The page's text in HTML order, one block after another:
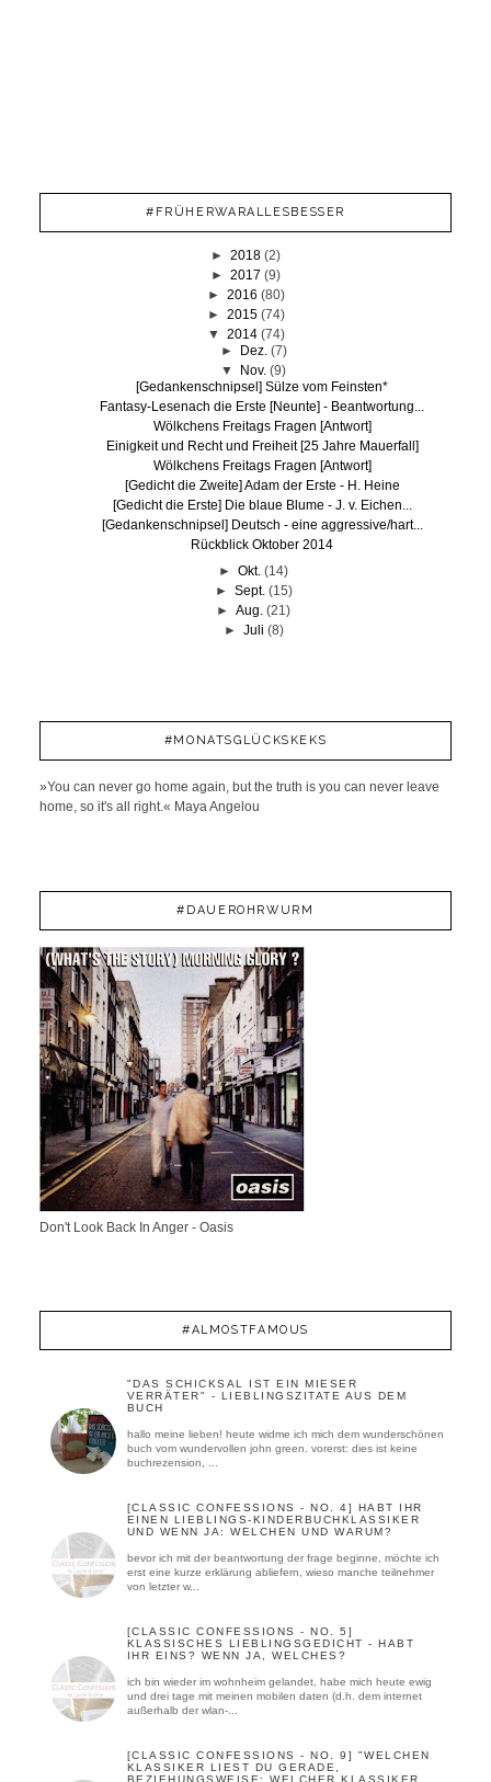
#FRÜHERWARALLESBESSER
►2018 (2)
►2017 (9)
► 2016 (80)
► 2015 (74)
▼ 2014 (74)
►
Dez. (7)
▼
Nov. (9)
[Gedankenschnipsel] Sülze vom Feinsten*
Fantasy-Lesenach die Erste [Neunte] - Beantwortung...
Wölkchens Freitags Fragen [Antwort]
Einigkeit und Recht und Freiheit [25 Jahre Mauerfall]
Wölkchens Freitags Fragen [Antwort]
[Gedicht die Zweite] Adam der Erste - H. Heine
[Gedicht die Erste] Die blaue Blume - J. v. Eichen...
[Gedankenschnipsel] Deutsch - eine aggressive/hart...
Rückblick Oktober 2014
►Okt. (14)
► Sept. (15)
►Aug. (21)
► Juli (8)
#MONATSGLÜCKSKEKS
»You can never go home again, but the truth is you can never leave
home, so it's all right.« Maya Angelou
#DAUEROHRWURM
Don't Look Back In Anger - Oasis
#ALMOSTFAMOUS
"DAS SCHICKSAL IST EIN MIESER
VERRÄTER" - LIEBLINGSZITATE AUS DEM
BUCH
hallo meine lieben! heute widme ich mich dem wunderschönen
buch vom wundervollen john green. vorerst: dies ist keine
buchrezension, ...
[CLASSIC CONFESSIONS - NO. 4] HABT IHR
EINEN LIEBLINGS-KINDERBUCHKLASSIKER
UND WENN JA: WELCHEN UND WARUM?
bevor ich mit der beantwortung der frage beginne, möchte ich
erst eine kurze erklärung abliefern, wieso manche teilnehmer
von letzter w...
[CLASSIC CONFESSIONS - NO. 5]
KLASSISCHES LIEBLINGSGEDICHT - HABT
IHR EINS? WENN JA, WELCHES?
ich bin wieder im wohnheim gelandet, habe mich heute ewig
und drei tage mit meinen mobilen daten (d.h. dem internet
außerhalb der wlan-...
[CLASSIC CONFESSIONS - NO. 9] "WELCHEN
KLASSIKER LIEST DU GERADE,